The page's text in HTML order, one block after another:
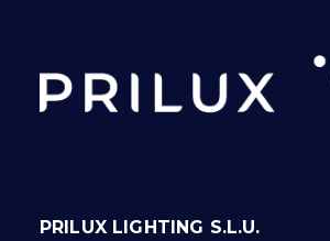
PRILUX LIGHTING S.L.U.